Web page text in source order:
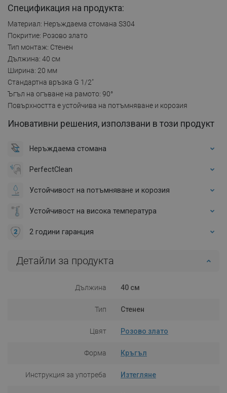
Спецификация на продукта:
Материал: Неръждаема стомана S304
Покритие: Розово злато
Тип монтаж: Стенен
Дължина: 40 см
Ширина: 20 мм
Стандартна връзка G 1/2"
Ъгъл на огъване на рамото: 90°
Повърхността е устойчива на потъмняване и корозия
Иновативни решения, използвани в този продукт
Неръждаема стомана
PerfectClean
Устойчивост на потъмняване и корозия
Устойчивост на висока температура
2 години гаранция
Детайли за продукта
Дължина 40 см
Тип Стенен
Цвят Розово злато
Форма Кръгъл
Инструкция за употреба Изтегляне